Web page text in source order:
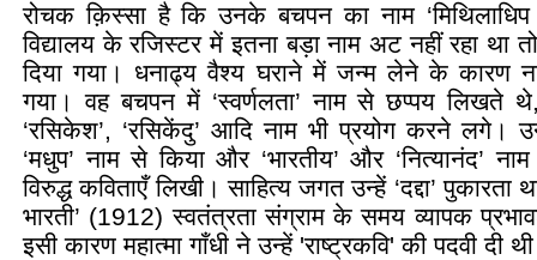
रोचक क़िस्सा है कि उनके बचपन का नाम
विद्यालय के रजिस्टर में इतना बड़ा नाम अट नहीं रहा था
दिया गया। धनाढ्य वैश्य घराने में जन्म लेने के कारण
गया। वह बचपन में ‘स्वर्णलता’ नाम से छप्पय लिखते
‘रसिकेश’, ‘रसिकेंदु’ आदि नाम भी प्रयोग करने लगे।
‘मधुप’ नाम से किया और ‘भारतीय’ और ‘नित्यानंद’
विरुद्ध कविताएँ लिखी। साहित्य जगत उन्हें ‘दद्दा’
भारती’ (1912) स्वतंत्रता संग्राम के समय व्यापक
इसी कारण महात्मा गाँधी ने उन्हें 'राष्ट्रकवि' की पदवी दी